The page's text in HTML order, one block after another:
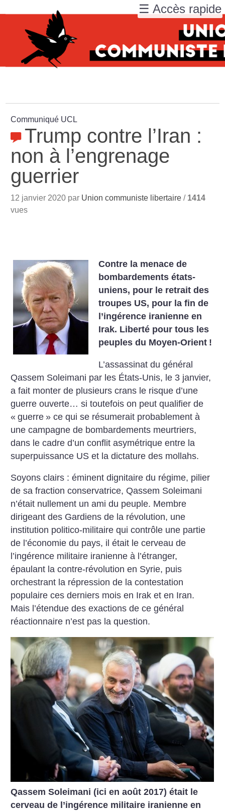
Communiqué UCL
Trump contre l’Iran :
non à l’engrenage
guerrier
12 janvier 2020 par Union communiste libertaire / 1414
vues
Contre la menace de
bombardements états-
uniens, pour le retrait des
troupes US, pour la fin de
l’ingérence iranienne en
Irak. Liberté pour tous les
peuples du Moyen-Orient !
L’assassinat du général
Qassem Soleimani par les États-Unis, le 3 janvier,
a fait monter de plusieurs crans le risque d’une
guerre ouverte… si toutefois on peut qualifier de
« guerre » ce qui se résumerait probablement à
une campagne de bombardements meurtriers,
dans le cadre d’un conflit asymétrique entre la
superpuissance US et la dictature des mollahs.
Soyons clairs : éminent dignitaire du régime, pilier
de sa fraction conservatrice, Qassem Soleimani
n’était nullement un ami du peuple. Membre
dirigeant des Gardiens de la révolution, une
institution politico-militaire qui contrôle une partie
de l’économie du pays, il était le cerveau de
l’ingérence militaire iranienne à l’étranger,
épaulant la contre-révolution en Syrie, puis
orchestrant la répression de la contestation
populaire ces derniers mois en Irak et en Iran.
Mais l’étendue des exactions de ce général
réactionnaire n’est pas la question.
Qassem Soleimani (ici en août 2017) était le
cerveau de l’ingérence militaire iranienne en
☰ Accès rapide